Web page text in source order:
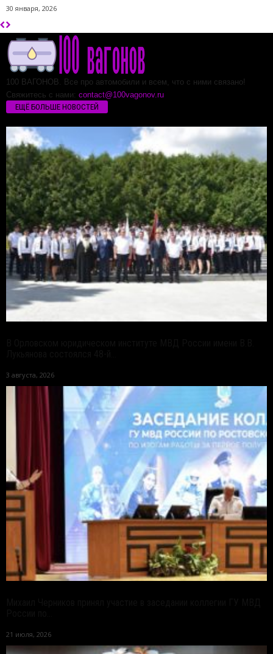
30 января, 2026
100 ВАГОНОВ. Все про автомобили и всем, что с ними связано!
Свяжитесь с нами: contact@100vagonov.ru
ЕЩЁ БОЛЬШЕ НОВОСТЕЙ
3 августа, 2026
21 июля, 2026